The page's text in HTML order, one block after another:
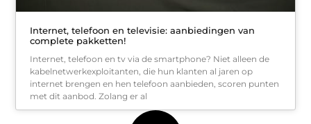
Internet, telefoon en televisie: aanbiedingen van
complete pakketten!
Internet, telefoon en tv via de smartphone? Niet alleen de
kabelnetwerkexploitanten, die hun klanten al jaren op
internet brengen en hen telefoon aanbieden, scoren punten
met dit aanbod. Zolang er al